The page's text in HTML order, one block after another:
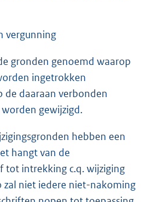
vergunning
gronden genoemd waarop
ingetrokken
de daaraan verbonden
gewijzigd.
hebben een
hangt van de
tot intrekking c.q. wijziging
zal niet iedere niet-nakoming